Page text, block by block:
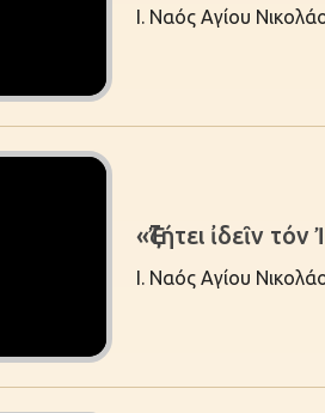
Ι. Ναός Αγίου
«Ἐζήτει ἰδεῖν
Ι. Ναός Αγίου